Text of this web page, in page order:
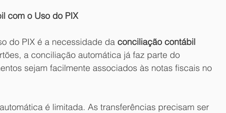
com o Uso do PIX
do PIX é a necessidade da conciliação contábil
a conciliação automática já faz parte do
sejam facilmente associados às notas fiscais no
é limitada. As transferências precisam ser